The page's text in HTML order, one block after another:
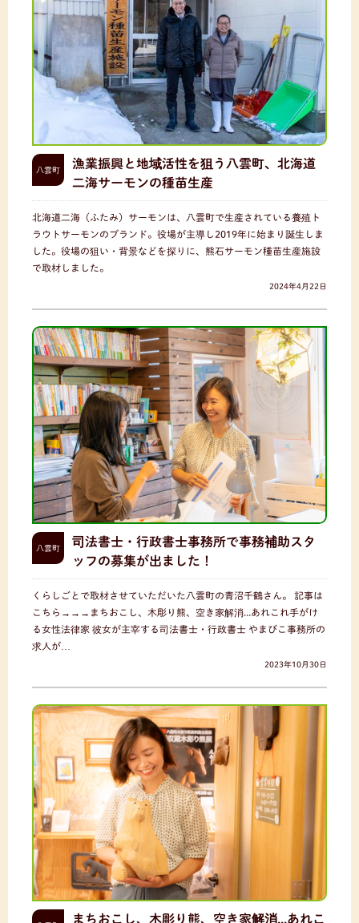
八雲町
漁業振興と地域活性を狙う八雲町、北海道
二海サーモンの種苗生産
北海道二海（ふたみ）サーモンは、八雲町で生産されている養殖ト
ラウトサーモンのブランド。役場が主導し2019年に始まり誕生しま
した。役場の狙い・背景などを探りに、熊石サーモン種苗生産施設
で取材しました。
2024年4月22日
八雲町
司法書士・行政書士事務所で事務補助スタ
ッフの募集が出ました！
くらしごとで取材させていただいた八雲町の青沼千鶴さん。 記事は
こちら→→→まちおこし、木彫り熊、空き家解消...あれこれ手がけ
る女性法律家 彼女が主宰する司法書士・行政書士 やまびこ事務所の
求人が…
2023年10月30日
まちおこし、木彫り熊、空き家解消...あれこ